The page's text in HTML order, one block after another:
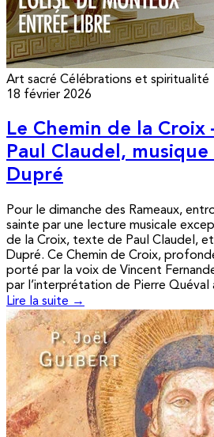
Art sacré Célébrations et spiritualité
18 février 2026
Le Chemin de la Croix
Paul Claudel,
Dupré
Pour le dimanche des Rameaux,
sainte par une lecture musicale
de la Croix, texte de Paul Claudel,
Dupré. Ce Chemin de Croix,
porté par la voix de Vincent
par l’interprétation de Pierre Quéval
Lire la suite →